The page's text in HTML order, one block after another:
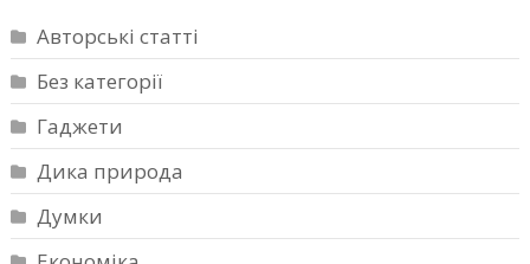
Авторські статті
Без категорії
Гаджети
Дика природа
Думки